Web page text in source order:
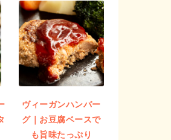
ヴィーガンハンバー
グ｜お豆腐ベースで
も旨味たっぷり